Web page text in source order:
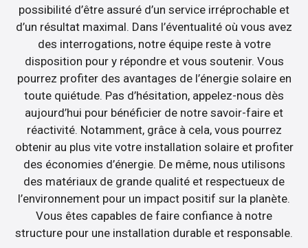
possibilité d’être assuré d’un service irréprochable et
d’un résultat maximal. Dans l’éventualité où vous avez
des interrogations, notre équipe reste à votre
disposition pour y répondre et vous soutenir. Vous
pourrez profiter des avantages de l’énergie solaire en
toute quiétude. Pas d’hésitation, appelez-nous dès
aujourd’hui pour bénéficier de notre savoir-faire et
réactivité. Notamment, grâce à cela, vous pourrez
obtenir au plus vite votre installation solaire et profiter
des économies d’énergie. De même, nous utilisons
des matériaux de grande qualité et respectueux de
l’environnement pour un impact positif sur la planète.
Vous êtes capables de faire confiance à notre
structure pour une installation durable et responsable.